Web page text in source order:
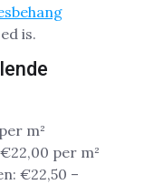
is.
m²
per m²
€22,50 –